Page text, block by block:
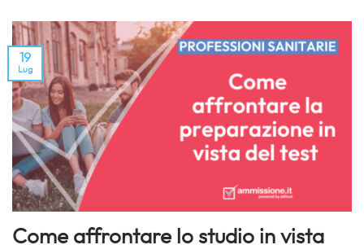
Come affrontare lo studio in vista
19
Lug